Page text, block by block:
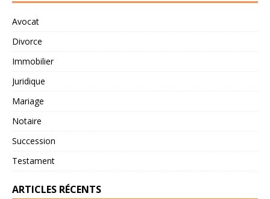
Avocat
Divorce
Immobilier
Juridique
Mariage
Notaire
Succession
Testament
ARTICLES RÉCENTS